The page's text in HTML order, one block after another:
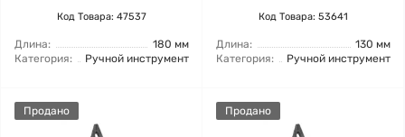
Код Товара: 47537
Длина:
180 мм
Категория:
Ручной инструмент
Код Товара: 53641
Длина:
130 мм
Категория:
Ручной инструмент
Продано Продано